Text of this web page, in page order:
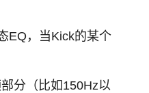
EQ，当Kick的某个
分（比如150Hz以